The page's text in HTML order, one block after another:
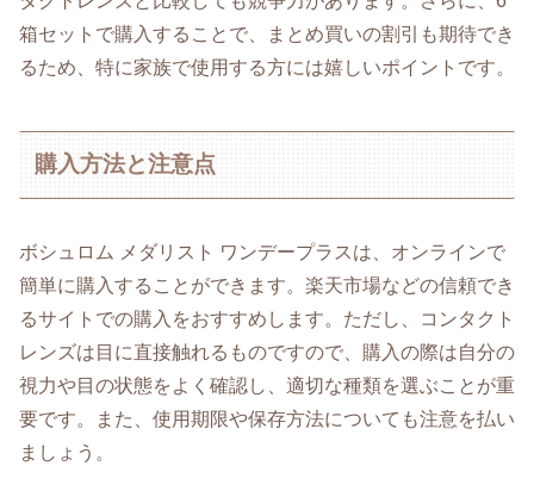
箱セットで購入することで、まとめ買いの割引も期待でき
るため、特に家族で使用する方には嬉しいポイントです。
購入方法と注意点
ボシュロム メダリスト ワンデープラスは、オンラインで
簡単に購入することができます。楽天市場などの信頼でき
るサイトでの購入をおすすめします。ただし、コンタクト
レンズは目に直接触れるものですので、購入の際は自分の
視力や目の状態をよく確認し、適切な種類を選ぶことが重
要です。また、使用期限や保存方法についても注意を払い
ましょう。